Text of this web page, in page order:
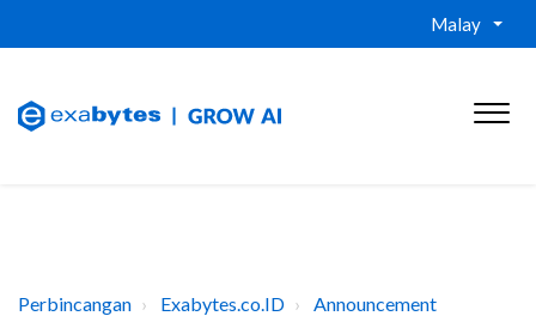
Malay
Perbincangan Exabytes.co.ID Announcement